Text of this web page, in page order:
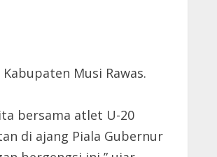
Musi Rawas.
bersama atlet U-20
di ajang Piala Gubernur